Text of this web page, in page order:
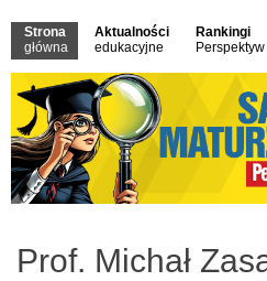
Strona
główna
Aktualności
edukacyjne
Rankingi
Perspektyw
Prof. Michał